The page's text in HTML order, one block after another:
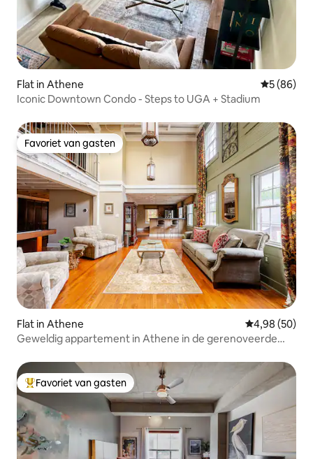
Flat in Athene
5 (86)
Iconic Downtown Condo - Steps to UGA + Stadium
Favoriet van gasten
Favoriet van gasten
Flat in Athene Gemiddelde
4,98 (50)
Geweldig appartement in Athene in de gerenoveerde
Topfavoriet van gasten
Favoriet van gasten